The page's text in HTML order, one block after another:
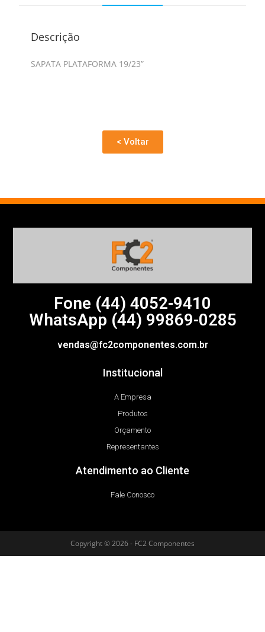
Descrição
SAPATA PLATAFORMA 19/23”
< Voltar
Fone (44) 4052-9410
WhatsApp (44) 99869-0285
vendas@fc2componentes.com.br
Institucional
A Empresa
Produtos
Orçamento
Representantes
Atendimento ao Cliente
Fale Conosco
Copyright © 2026 - FC2 Componentes